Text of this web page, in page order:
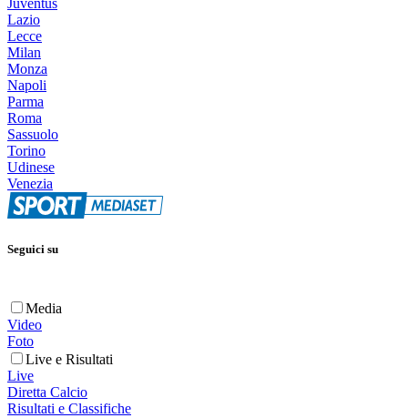
Lazio
Lecce
Milan
Monza
Napoli
Parma
Roma
Sassuolo
Torino
Udinese
Venezia
Seguici su
Media
Video
Foto
Live e Risultati
Live
Diretta Calcio
Risultati e Classifiche